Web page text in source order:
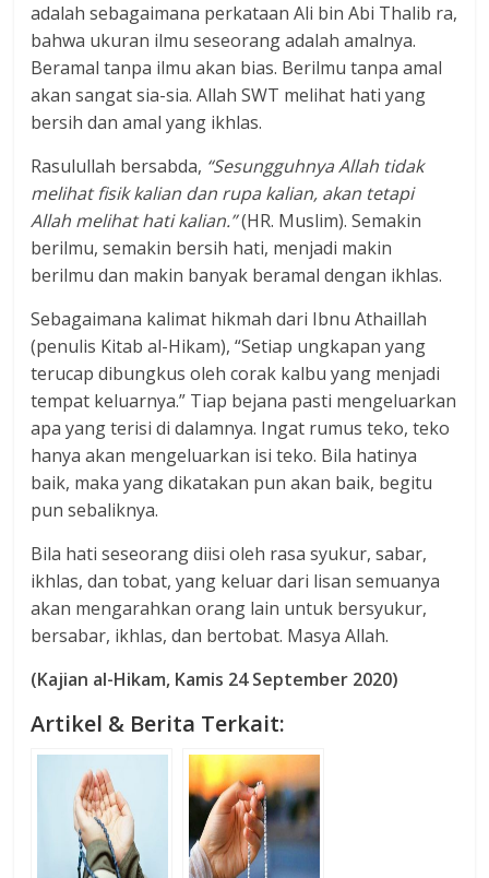
adalah sebagaimana perkataan Ali bin Abi Thalib ra,
bahwa ukuran ilmu seseorang adalah amalnya.
Beramal tanpa ilmu akan bias. Berilmu tanpa amal
akan sangat sia-sia. Allah SWT melihat hati yang
bersih dan amal yang ikhlas.
Rasulullah bersabda, “Sesungguhnya Allah tidak
melihat fisik kalian dan rupa kalian, akan tetapi
Allah melihat hati kalian.”(HR. Muslim). Semakin
berilmu, semakin bersih hati, menjadi makin
berilmu dan makin banyak beramal dengan ikhlas.
Sebagaimana kalimat hikmah dari Ibnu Athaillah
(penulis Kitab al-Hikam), “Setiap ungkapan yang
terucap dibungkus oleh corak kalbu yang menjadi
tempat keluarnya.” Tiap bejana pasti mengeluarkan
apa yang terisi di dalamnya. Ingat rumus teko, teko
hanya akan mengeluarkan isi teko. Bila hatinya
baik, maka yang dikatakan pun akan baik, begitu
pun sebaliknya.
Bila hati seseorang diisi oleh rasa syukur, sabar,
ikhlas, dan tobat, yang keluar dari lisan semuanya
akan mengarahkan orang lain untuk bersyukur,
bersabar, ikhlas, dan bertobat. Masya Allah.
(Kajian al-Hikam, Kamis 24 September 2020)
Artikel & Berita Terkait: